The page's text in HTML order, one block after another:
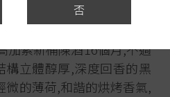
否
是單一葡萄園的意思。手
加索新桶陳酒16個月,不過
構立體醇厚,深度回香的黑
微的薄荷,和諧的烘烤香氣,